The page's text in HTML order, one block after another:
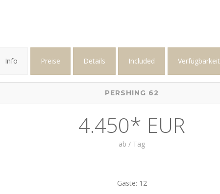
Info Preise Details Included Verfügbarkeit
PERSHING 62
4.450* EUR
ab / Tag
Gäste: 12